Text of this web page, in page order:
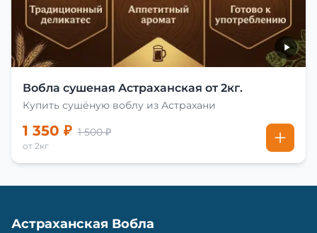
Вобла сушеная Астраханская от 2кг.
Купить сушёную воблу из Астрахани
1 350 ₽ 1 500 ₽
от 2кг
Астраханская Вобла